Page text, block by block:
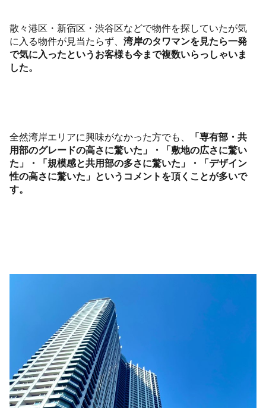
散々港区・新宿区・渋谷区などで物件を探していたが気
に入る物件が見当たらず、湾岸のタワマンを見たら一発
で気に入ったというお客様も今まで複数いらっしゃいま
した。
全然湾岸エリアに興味がなかった方でも、
「専有部・共
用部のグレードの高さに驚いた」・「敷地の広さに驚い
た」・「規模感と共用部の多さに驚いた」・「デザイン
性の高さに驚いた」というコメントを頂くことが多いで
す。